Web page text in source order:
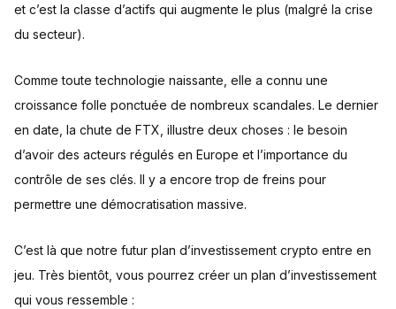
et c’est la classe d’actifs qui augmente le plus (malgré la crise
du secteur).
Comme toute technologie naissante, elle a connu une
croissance folle ponctuée de nombreux scandales. Le dernier
en date, la chute de FTX, illustre deux choses : le besoin
d’avoir des acteurs régulés en Europe et l’importance du
contrôle de ses clés. Il y a encore trop de freins pour
permettre une démocratisation massive.
C’est là que notre futur plan d’investissement crypto entre en
jeu. Très bientôt, vous pourrez créer un plan d’investissement
qui vous ressemble :